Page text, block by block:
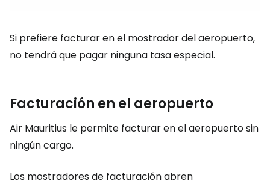
Si prefiere facturar en el mostrador del aeropuerto,
no tendrá que pagar ninguna tasa especial.
Facturación en el aeropuerto
Air Mauritius le permite facturar en el aeropuerto sin
ningún cargo.
Los mostradores de facturación abren